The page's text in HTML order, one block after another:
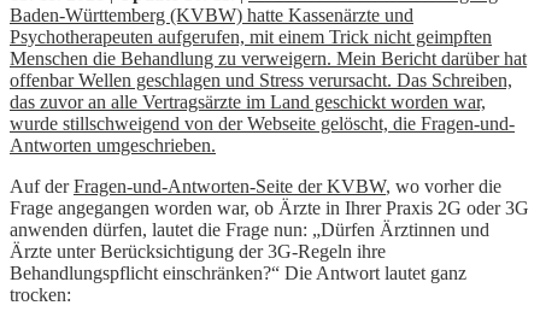
Baden-Württemberg (KVBW) hatte Kassenärzte und
Psychotherapeuten aufgerufen, mit einem Trick nicht geimpften
Menschen die Behandlung zu verweigern. Mein Bericht darüber hat
offenbar Wellen geschlagen und Stress verursacht. Das Schreiben,
das zuvor an alle Vertragsärzte im Land geschickt worden war,
wurde stillschweigend von der Webseite gelöscht, die Fragen-und-
Antworten umgeschrieben.
Auf derFragen-und-Antworten-Seite der KVBW, wo vorher die
Frage angegangen worden war, ob Ärzte in Ihrer Praxis 2G oder 3G
anwenden dürfen, lautet die Frage nun: „Dürfen Ärztinnen und
Ärzte unter Berücksichtigung der 3G-Regeln ihre
Behandlungspflicht einschränken?“ Die Antwort lautet ganz
trocken: